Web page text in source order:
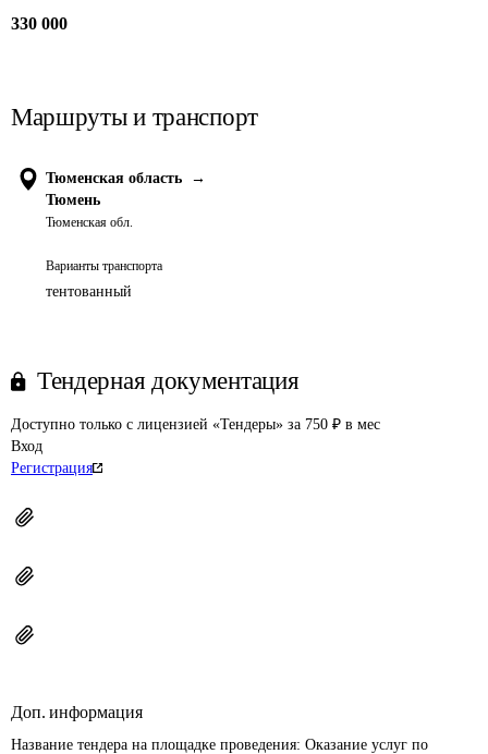
330 000
Маршруты и транспорт
Тюменская область
→
Тюмень
Тюменская обл.
Варианты транспорта
тентованный
Тендерная документация
Доступно только с лицензией «Тендеры» за 750 ₽ в мес
Вход
Регистрация
Доп. информация
Название тендера на площадке проведения: Оказание услуг по